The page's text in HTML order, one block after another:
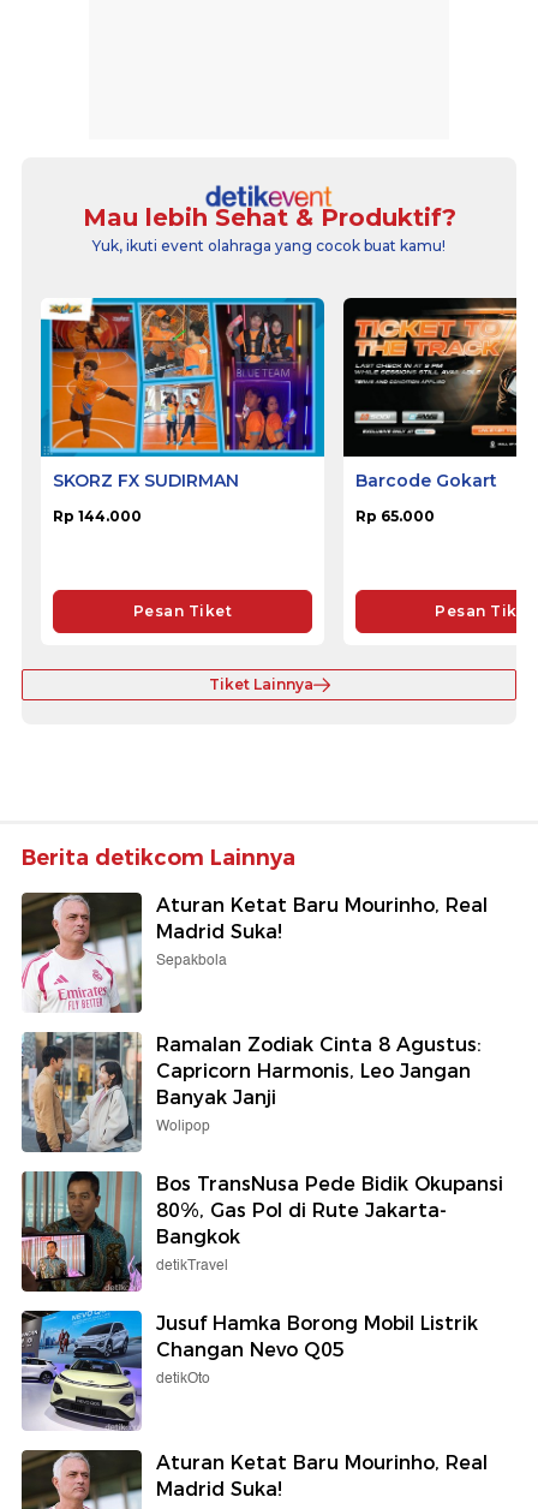
Mau lebih Sehat & Produktif?
Yuk, ikuti event olahraga yang cocok buat kamu!
SKORZ FX SUDIRMAN
Rp 144.000
Pesan Tiket
Barcode Gokart
Rp 65.000
Pesan Tiket
Tiket Lainnya
Berita detikcom Lainnya
Aturan Ketat Baru Mourinho, Real
Madrid Suka!
Sepakbola
Ramalan Zodiak Cinta 8 Agustus:
Capricorn Harmonis, Leo Jangan
Banyak Janji
Wolipop
Bos TransNusa Pede Bidik Okupansi
80%, Gas Pol di Rute Jakarta-
Bangkok
detikTravel
Jusuf Hamka Borong Mobil Listrik
Changan Nevo Q05
detikOto
Aturan Ketat Baru Mourinho, Real
Madrid Suka!